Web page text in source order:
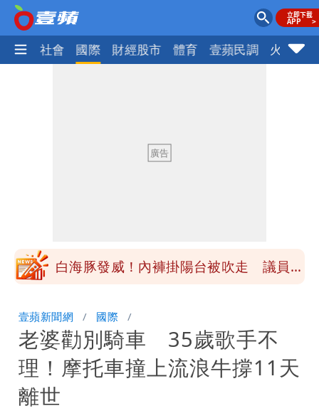
政治 社會 國際 財經股市 體育 壹蘋民調 火線話
「洗腦台灣人兩觀念」
「琵鷺」颱風生成！三颱共舞路徑曝光
炸開扁
白海豚發威！內褲掛陽台被吹走 議員神
沒水用
民間採購BNT源頭 鄭運鵬：有群人故意
「洗腦台灣人兩觀念」
「琵鷺」颱風生成！三颱共舞路徑曝光
壹蘋新聞網 國際
老婆勸別騎車 35歲歌手不
理！摩托車撞上流浪牛撐11天
離世